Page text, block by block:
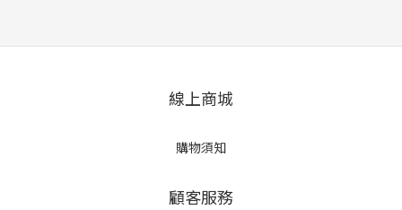
線上商城
購物須知
顧客服務